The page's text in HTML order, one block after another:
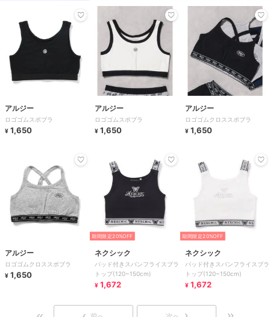
アルジー
ロゴゴムスポブラ
¥ 1,650
アルジー
ロゴゴムスポブラ
¥ 1,650
アルジー
ロゴゴムクロススポブラ
¥ 1,650
アルジー
ロゴゴムクロススポブラ
¥ 1,650
期間限定20%OFF
ネクシック
パッド付きスパンフライスブラ
トップ(120~150cm)
¥ 1,672
期間限定20%OFF
ネクシック
パッド付きスパンフライスブラ
トップ(120~150cm)
¥ 1,672